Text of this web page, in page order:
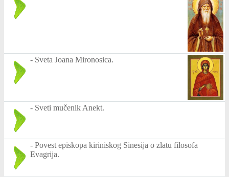
- Sveta Joana Mironosica.
- Sveti mučenik Anekt.
- Povest episkopa kiriniskog Sinesija o zlatu filosofa
Evagrija.